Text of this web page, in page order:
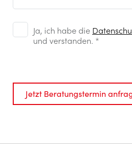
Checkboxen*
Ja, ich habe die
und verstanden. *
Jetzt Beratungstermin